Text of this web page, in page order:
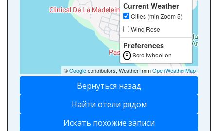
Current Weather
Cities (min Zoom 5)
Wind Rose
Preferences
Scrollwheel on
©Googlecontributors, Weather fromOpenWeatherMap
Вернуться назад
Найти отели рядом
Искать похожие записи